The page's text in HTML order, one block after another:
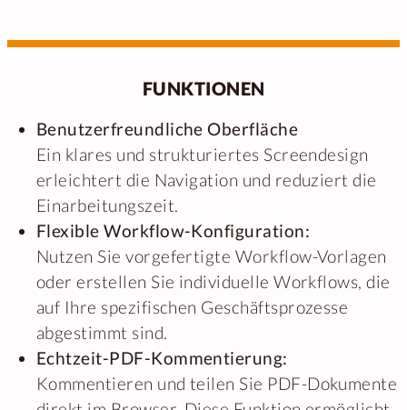
FUNKTIONEN
Benutzerfreundliche Oberfläche
Ein klares und strukturiertes Screendesign
erleichtert die Navigation und reduziert die
Einarbeitungszeit.
Flexible Workflow-Konfiguration:
Nutzen Sie vorgefertigte Workflow-Vorlagen
oder erstellen Sie individuelle Workflows, die
auf Ihre spezifischen Geschäftsprozesse
abgestimmt sind.
Echtzeit-PDF-Kommentierung:
Kommentieren und teilen Sie PDF-Dokumente